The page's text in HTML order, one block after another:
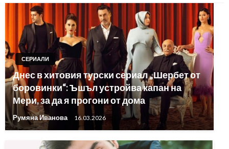
СЕРИАЛИ
Днес в хитовия турски сериал „Шербет от
боровинки“: Ъшъл устройва капан на
Мери, за да я прогони от дома
Румяна Иванова 16.03.2026